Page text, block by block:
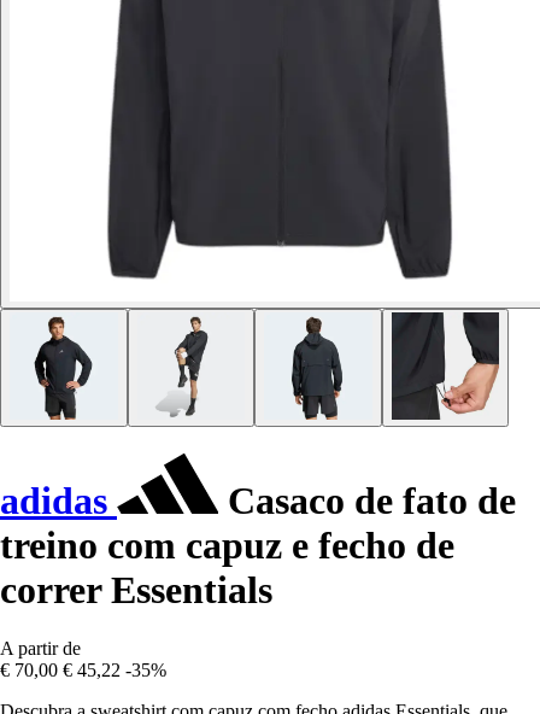
adidas
Casaco de fato de
treino com capuz e fecho de
correr Essentials
A partir de
€ 70,00 € 45,22 -35%